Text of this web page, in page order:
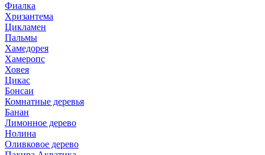
Фиалка
Хризантема
Цикламен
Пальмы
Хамедорея
Хамеропс
Ховея
Цикас
Бонсаи
Комнатные деревья
Банан
Лимонное дерево
Нолина
Оливковое дерево